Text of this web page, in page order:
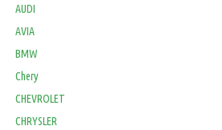
AUDI
AVIA
BMW
Chery
CHEVROLET
CHRYSLER